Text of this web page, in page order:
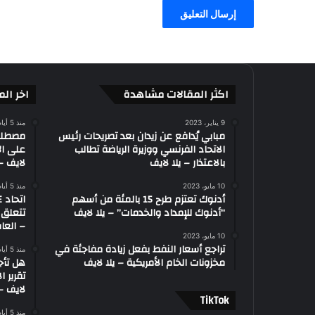
ل
م
ل
ض
اكثر المقالات مشاهدة
9 يناير، 2023
مبابي يُدافع عن زيدان بعد تصريحات رئيس
الاتحاد الفرنسي ووزيرة الرياضة تطالب
بالاعتذار – يلا لايف
10 مايو، 2023
أدنوك تعتزم طرح 15 بالمئة من أسهم
“أدنوك للإمداد والخدمات” – يلا لايف
10 مايو، 2023
تراجع أسعار النفط بفعل زيادة مفاجئة في
مخزونات الخام الأمريكية – يلا لايف
‫TikTok
اخر
منذ 5 أيام
على
لايف
منذ 5 أيام
–
منذ 5 أيام
هل
لايف
منذ 5 أيام